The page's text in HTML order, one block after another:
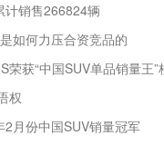
计销售266824辆
如何力压合资竞品的
获“中国SUV单品销量王”
权
月份中国SUV销量冠军